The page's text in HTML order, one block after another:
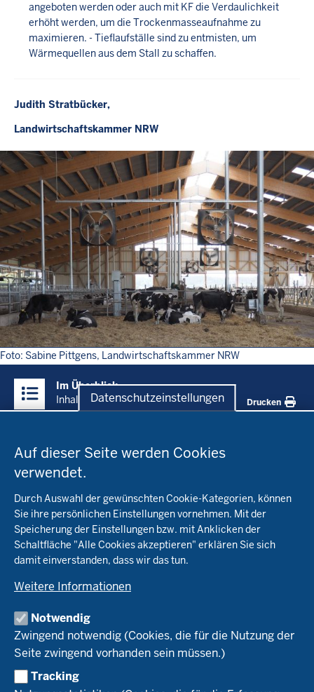
Datenschutzeinstellungen
Auf dieser Seite werden Cookies
verwendet.
Durch Auswahl der gewünschten Cookie-Kategorien, können
Sie ihre persönlichen Einstellungen vornehmen. Mit der
Speicherung der Einstellungen bzw. mit Anklicken der
Schaltfläche "Alle Cookies akzeptieren" erklären Sie sich
damit einverstanden, dass wir das tun.
Weitere Informationen
Notwendig
Zwingend notwendig (Cookies, die für die Nutzung der
Seite zwingend vorhanden sein müssen.)
Tracking
angeboten werden oder auch mit KF die Verdaulichkeit
erhöht werden, um die Trockenmasseaufnahme zu
maximieren. - Tieflaufställe sind zu entmisten, um
Wärmequellen aus dem Stall zu schaffen.
Judith Stratbücker,
Landwirtschaftskammer NRW
Foto: Sabine Pittgens, Landwirtschaftskammer NRW
Inhalte
Im Überblick
Inhalt
Drucken
in
der
Fachinfo
Öko-Modellregionen NRW
Pflanzenbau
Tierhaltung
Markt
Umstellung
Recht
Beratung
Landwirtschaftskammer NRW
Bioland
Naturland
Versuche
Leitbetriebe Ökologischer Landbau
Versuchsbetriebe
WRRL-Modellbetriebe
Kontakte Versuchswesen
Aktuelles
Arbeitsschwerpunkte
Material & Kontakt
Ökoschule in Kleve
Forschung
Projekte Ökoteam
Forschungsergebnisse
Service